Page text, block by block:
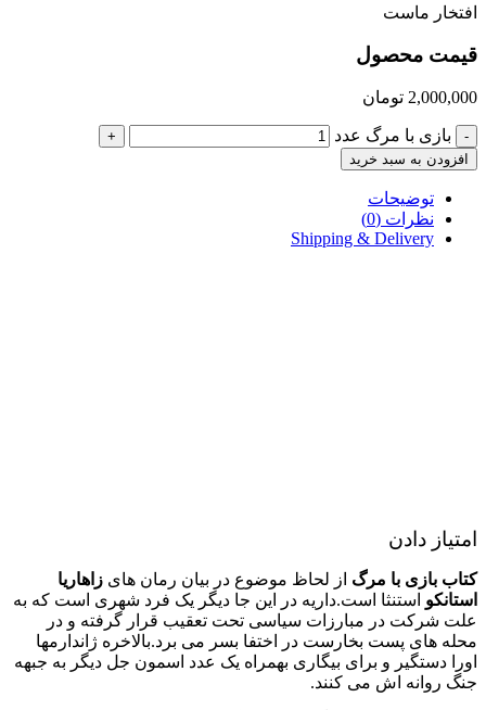
افتخار ماست
قیمت محصول
2,000,000 تومان
- بازی با مرگ عدد
+
افزودن به سبد خرید
توضیحات
نظرات (0)
Shipping & Delivery
امتیاز دادن
کتاب بازی با مرگ از لحاظ موضوع در بیان رمان های زاهاریا
استانکو استنثا است.داریه در این جا دیگر یک فرد شهری است که به
علت شرکت در مبارزات سیاسی تحت تعقیب قرار گرفته و در
محله های پست بخارست در اختفا بسر می برد.بالاخره ژاندارمها
اورا دستگیر و برای بیگاری بهمراه یک عدد اسمون جل دیگر به جبهه
جنگ روانه اش می کنند.